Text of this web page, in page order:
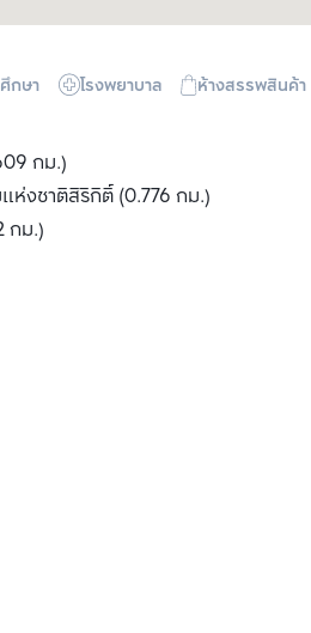
กษา โรงพยาบาล ห้างสรรพสินค้า
กม.)
ห่งชาติสิริกิติ์ (0.776 กม.)
กม.)